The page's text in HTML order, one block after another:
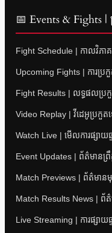
📅 Events & Fights |
Fight Schedule | កាលវិភា
Upcoming Fights | ការប្រ
Fight Results | លទ្ធផលប្រ
Video Replay | វីដេអូប្រកួ
Watch Live | មើលការផ្សាយផ្
Event Updates | ព័ត៌មានព្រឹ
Match Previews | ព័ត៌មាន
Match Results News | ព័
Live Streaming | ការផ្សាយផ្